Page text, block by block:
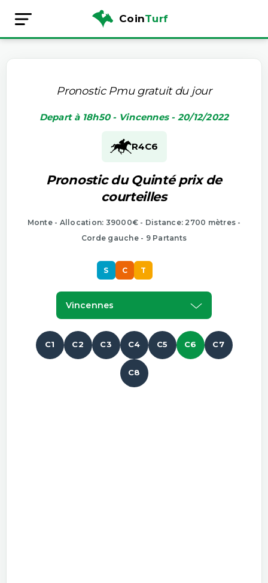
CoinTurf
Pronostic Pmu gratuit du jour
Depart à 18h50 - Vincennes - 20/12/2022
R4C6
Pronostic du Quinté prix de
courteilles
Monte - Allocation: 39000€ - Distance: 2700 mètres -
Corde gauche - 9 Partants
S C T
Vincennes
C1 C2 C3 C4 C5 C6 C7
C8